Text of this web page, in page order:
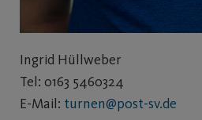
Ingrid Hüllweber
Tel: 0163 5460324
E-Mail: turnen@post-sv.de